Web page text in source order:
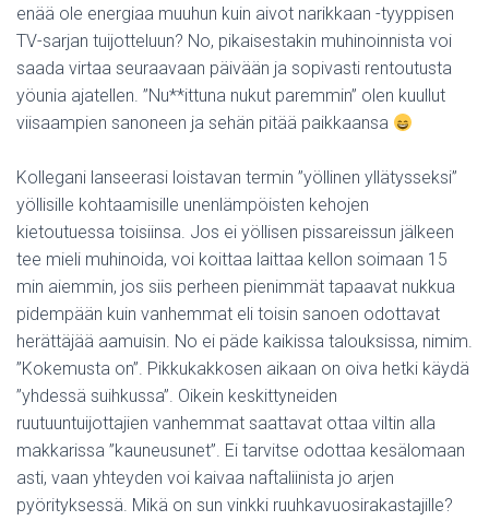
enää ole energiaa muuhun kuin aivot narikkaan -tyyppisen
TV-sarjan tuijotteluun? No, pikaisestakin muhinoinnista voi
saada virtaa seuraavaan päivään ja sopivasti rentoutusta
yöunia ajatellen. ”Nu**ittuna nukut paremmin” olen kuullut
viisaampien sanoneen ja sehän pitää paikkaansa
Kollegani lanseerasi loistavan termin ”yöllinen yllätysseksi”
yöllisille kohtaamisille unenlämpöisten kehojen
kietoutuessa toisiinsa. Jos ei yöllisen pissareissun jälkeen
tee mieli muhinoida, voi koittaa laittaa kellon soimaan 15
min aiemmin, jos siis perheen pienimmät tapaavat nukkua
pidempään kuin vanhemmat eli toisin sanoen odottavat
herättäjää aamuisin. No ei päde kaikissa talouksissa, nimim.
”Kokemusta on”. Pikkukakkosen aikaan on oiva hetki käydä
”yhdessä suihkussa”. Oikein keskittyneiden
ruutuuntuijottajien vanhemmat saattavat ottaa viltin alla
makkarissa ”kauneusunet”. Ei tarvitse odottaa kesälomaan
asti, vaan yhteyden voi kaivaa naftaliinista jo arjen
pyörityksessä. Mikä on sun vinkki ruuhkavuosirakastajille?